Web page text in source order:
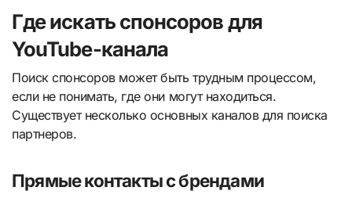
Где искать спонсоров для
YouTube-канала
Поиск спонсоров может быть трудным процессом,
если не понимать, где они могут находиться.
Существует несколько основных каналов для поиска
партнеров.
Прямые контакты с брендами